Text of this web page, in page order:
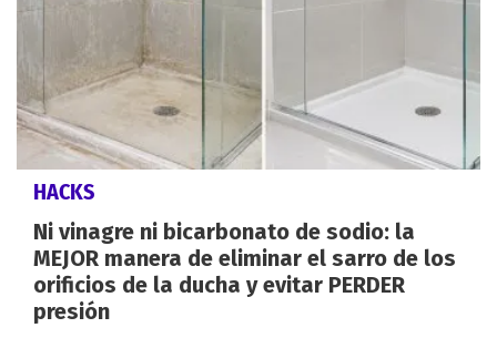
HACKS
Ni vinagre ni bicarbonato de sodio: la
MEJOR manera de eliminar el sarro de los
orificios de la ducha y evitar PERDER
presión